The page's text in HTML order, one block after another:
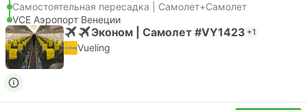
Самостоятельная пересадка | Самолет+Самолет
VCE Аэропорт Венеции
Эконом | Самолет #VY1423 +1
Vueling